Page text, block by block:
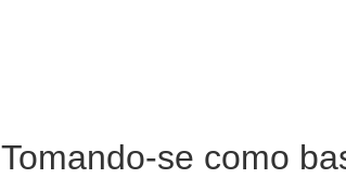
Tomando-se como